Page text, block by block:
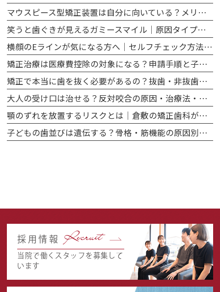
マウスピース型矯正装置は自分に向いている？メリット・デメリットと向き不向きを正直に解説
笑うと歯ぐきが見えるガミースマイル｜原因タイプ別に矯正治療でできることを解説
横顔のEラインが気になる方へ｜セルフチェック方法と歯並び・矯正との関係を解説
矯正治療は医療費控除の対象になる？申請手順と子ども・大人それぞれの注意点
矯正で本当に歯を抜く必要があるの？抜歯・非抜歯のメリット・デメリットを徹底比較
大人の受け口は治せる？反対咬合の原因・治療法・費用を矯正専門医が解説
顎のずれを放置するリスクとは｜倉敷の矯正歯科が解説する咬み合わせと健康の関係
子どもの歯並びは遺伝する？骨格・筋機能の原因別に矯正相談のタイミングを解説
採用情報 Recruit
当院で働くスタッフを募集して
います